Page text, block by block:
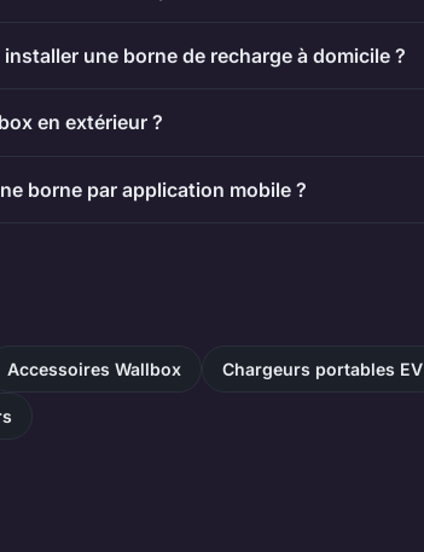
une borne de recharge à domicile ?
en extérieur ?
borne par application mobile ?
Accessoires Wallbox Chargeurs portables EV